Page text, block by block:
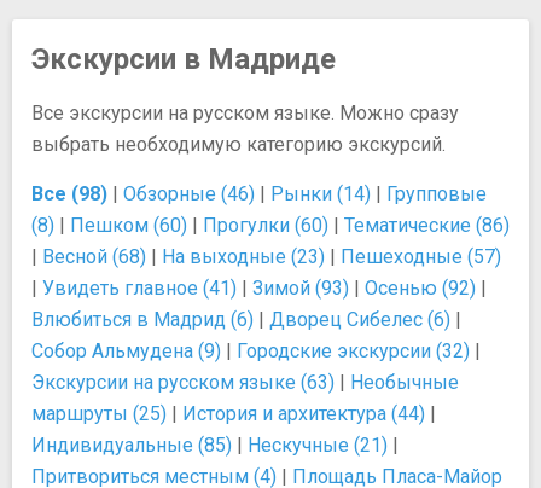
Экскурсии в Мадриде
Все экскурсии на русском языке. Можно сразу
выбрать необходимую категорию экскурсий.
Все (98) | Обзорные (46) | Рынки (14) | Групповые
(8) | Пешком (60) | Прогулки (60) | Тематические (86)
| Весной (68) | На выходные (23) | Пешеходные (57)
| Увидеть главное (41) | Зимой (93) | Осенью (92) |
Влюбиться в Мадрид (6) | Дворец Сибелес (6) |
Собор Альмудена (9) | Городские экскурсии (32) |
Экскурсии на русском языке (63) | Необычные
маршруты (25) | История и архитектура (44) |
Индивидуальные (85) | Нескучные (21) |
Притвориться местным (4) | Площадь Пласа-Майор